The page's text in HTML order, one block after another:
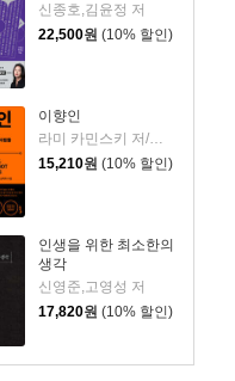
신종호,김윤정 저
22,500원 (10% 할인)
이향인
라미 카민스키 저/최지숙 역
15,210원 (10% 할인)
인생을 위한 최소한의
생각
신영준,고영성 저
17,820원 (10% 할인)